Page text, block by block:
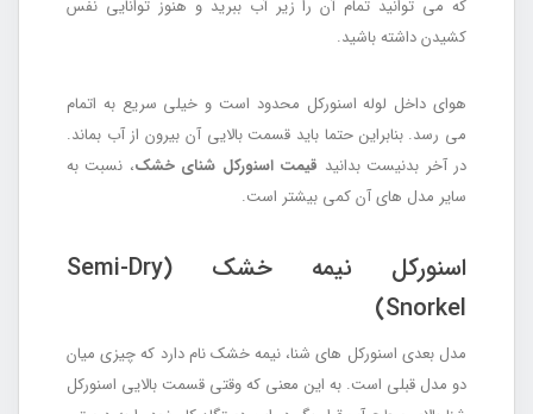
که می توانید تمام آن را زیر آب ببرید و هنوز توانایی نفس
کشیدن داشته باشید.
هوای داخل لوله اسنورکل محدود است و خیلی سریع به اتمام
می رسد. بنابراین حتما باید قسمت بالایی آن بیرون از آب بماند.
در آخر بدنیست بدانید قیمت اسنورکل شنای خشک، نسبت به
سایر مدل های آن کمی بیشتر است.
اسنورکل نیمه خشک (Semi-Dry
Snorkel)
مدل بعدی اسنورکل های شنا، نیمه خشک نام دارد که چیزی میان
دو مدل قبلی است. به این معنی که وقتی قسمت بالایی اسنورکل